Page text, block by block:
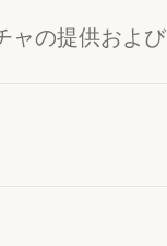
ャの提供および